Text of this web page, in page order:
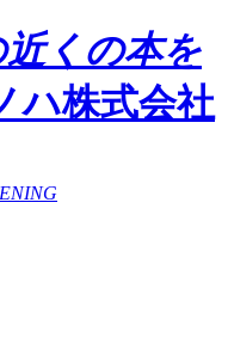
くの本を
ハ株式会社